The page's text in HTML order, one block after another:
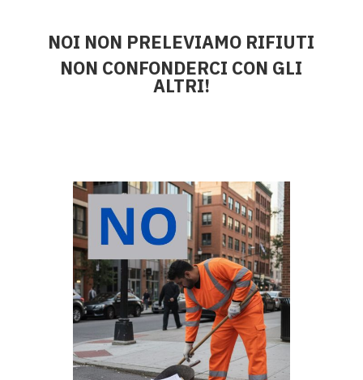
NOI NON PRELEVIAMO RIFIUTI
NON CONFONDERCI CON GLI
ALTRI!